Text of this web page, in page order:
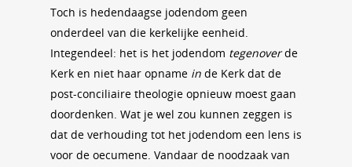
Toch is hedendaagse jodendom geen
onderdeel van die kerkelijke eenheid.
Integendeel: het is het jodendom tegenoverde
Kerk en niet haar opname in de Kerk dat de
post-conciliaire theologie opnieuw moest gaan
doordenken. Wat je wel zou kunnen zeggen is
dat de verhouding tot het jodendom een lens is
voor de oecumene. Vandaar de noodzaak van